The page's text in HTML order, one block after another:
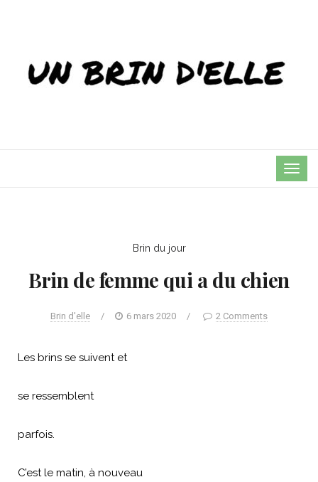
Brin du jour
Brin de femme qui a du chien
Brin d'elle / 6 mars 2020 / 2 Comments
Les brins se suivent et
se ressemblent
parfois.
C’est le matin, à nouveau